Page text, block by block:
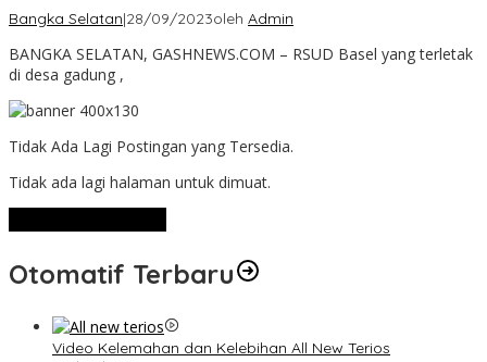
Bangka Selatan|28/09/2023oleh Admin
BANGKA SELATAN, GASHNEWS.COM – RSUD Basel yang terletak
di desa gadung ,
Tidak Ada Lagi Postingan yang Tersedia.
Tidak ada lagi halaman untuk dimuat.
Otomatif Terbaru
Video Kelemahan dan Kelebihan All New Terios